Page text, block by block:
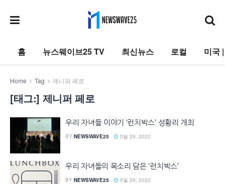
홈 뉴스웨이브25 TV 최신뉴스 로컬 미국
Home Tag 제니퍼 페로
[태그:] 제니퍼 페로
우리 자녀들 이야기 ‘런치박스’ 성황리 개최
BY NEWSWAVE25 5월 29, 2022
우리 자녀들의 목소리 담은 ‘런치박스’
BY NEWSWAVE25 5월 29, 2022